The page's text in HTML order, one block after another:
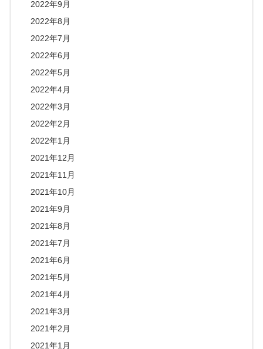
2022年9月
2022年8月
2022年7月
2022年6月
2022年5月
2022年4月
2022年3月
2022年2月
2022年1月
2021年12月
2021年11月
2021年10月
2021年9月
2021年8月
2021年7月
2021年6月
2021年5月
2021年4月
2021年3月
2021年2月
2021年1月